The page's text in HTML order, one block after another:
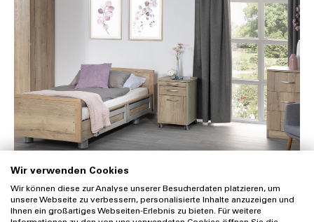
Wir verwenden Cookies
Wir können diese zur Analyse unserer Besucherdaten platzieren, um
unsere Webseite zu verbessern, personalisierte Inhalte anzuzeigen und
Ihnen ein großartiges Webseiten-Erlebnis zu bieten. Für weitere